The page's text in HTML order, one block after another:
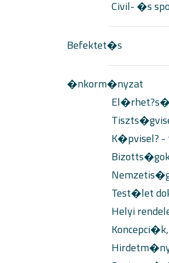
Civil- �s
Befektet�s
�nkorm�nyzat
K�pvisel?
Test�let
Helyi